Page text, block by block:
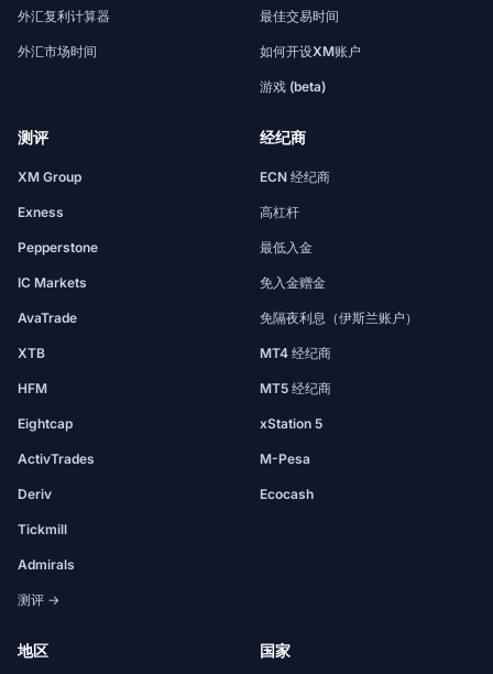
外汇复利计算器
外汇市场时间
最佳交易时间
如何开设XM账户
游戏 (beta)
测评
XM Group
Exness
Pepperstone
IC Markets
AvaTrade
XTB
HFM
Eightcap
ActivTrades
Deriv
Tickmill
Admirals
测评 →
经纪商
ECN 经纪商
高杠杆
最低入金
免入金赠金
免隔夜利息（伊斯兰账户）
MT4 经纪商
MT5 经纪商
xStation 5
M-Pesa
Ecocash
地区 国家